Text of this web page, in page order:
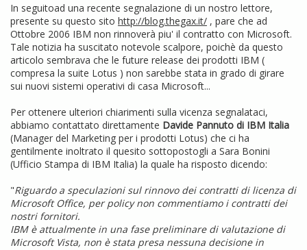
In seguitoad una recente segnalazione di un nostro lettore,
presente su questo sito http://blog.thegax.it/ , pare che ad
Ottobre 2006 IBM non rinnoverà piu' il contratto con Microsoft.
Tale notizia ha suscitato notevole scalpore, poichè da questo
articolo sembrava che le future release dei prodotti IBM (
compresa la suite Lotus ) non sarebbe stata in grado di girare
sui nuovi sistemi operativi di casa Microsoft...
Per ottenere ulteriori chiarimenti sulla vicenza segnalataci,
abbiamo contattato direttamente Davide Pannuto di IBM Italia
(Manager del Marketing per i prodotti Lotus) che ci ha
gentilmente inoltrato il quesito sottopostogli a Sara Bonini
(Ufficio Stampa di IBM Italia) la quale ha risposto dicendo:
"Riguardo a speculazioni sul rinnovo dei contratti di licenza di
Microsoft Office, per policy non commentiamo i contratti dei
nostri fornitori.
IBM è attualmente in una fase preliminare di valutazione di
Microsoft Vista, non è stata presa nessuna decisione in